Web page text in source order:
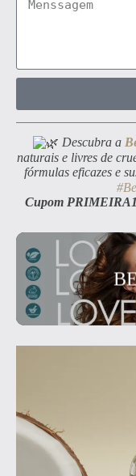
Descubra a
naturais e livres de
fórmulas eficazes e
Cupom